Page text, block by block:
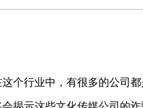
个行业中，有很多的公司